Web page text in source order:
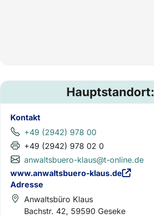
Hauptstandort:
Kontakt
+49 (2942) 978 00
+49 (2942) 978 02 0
anwaltsbuero-klaus@t-online.de
www.anwaltsbuero-klaus.de
Adresse
Anwaltsbüro Klaus
Bachstr. 42, 59590 Geseke